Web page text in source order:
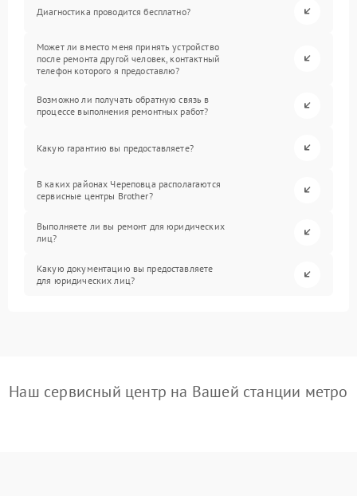
Диагностика проводится бесплатно?
Может ли вместо меня принять устройство
после ремонта другой человек, контактный
телефон которого я предоставлю?
Возможно ли получать обратную связь в
процессе выполнения ремонтных работ?
Какую гарантию вы предоставляете?
В каких районах Череповца располагаются
сервисные центры Brother?
Выполняете ли вы ремонт для юридических
лиц?
Какую документацию вы предоставляете
для юридических лиц?
Наш сервисный центр на Вашей станции метро